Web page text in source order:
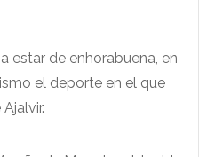
estar de enhorabuena, en
el deporte en el que